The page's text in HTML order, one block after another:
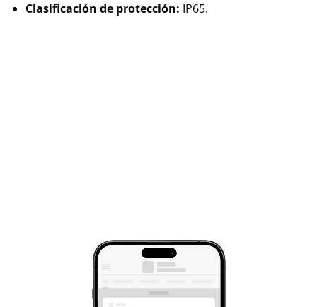
Clasificación de protección: IP65.